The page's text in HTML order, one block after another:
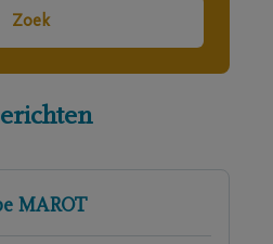
Zoek
MAROT